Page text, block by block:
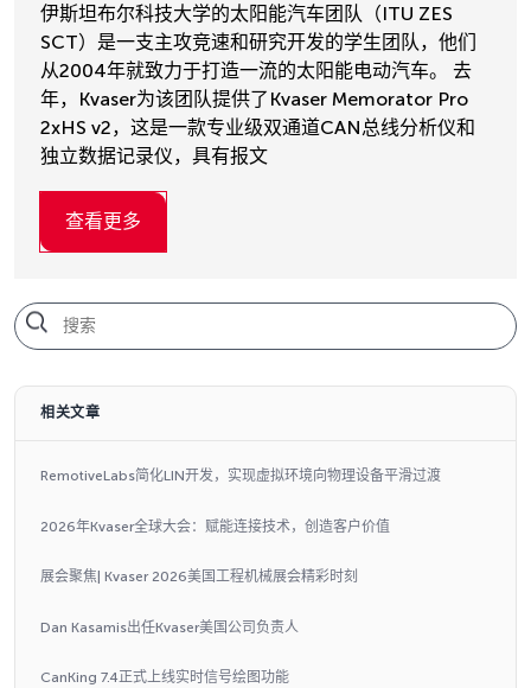
伊斯坦布尔科技大学的太阳能汽车团队（ITU ZES
SCT）是一支主攻竞速和研究开发的学生团队，他们
从2004年就致力于打造一流的太阳能电动汽车。 去
年，Kvaser为该团队提供了Kvaser Memorator Pro
2xHS v2，这是一款专业级双通道CAN总线分析仪和
独立数据记录仪，具有报文
查看更多
相关文章
RemotiveLabs简化LIN开发，实现虚拟环境向物理设备平滑过渡
2026年Kvaser全球大会：赋能连接技术，创造客户价值
展会聚焦| Kvaser 2026美国工程机械展会精彩时刻
Dan Kasamis出任Kvaser美国公司负责人
CanKing 7.4正式上线实时信号绘图功能